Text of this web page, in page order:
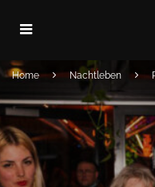
Home Nachtleben